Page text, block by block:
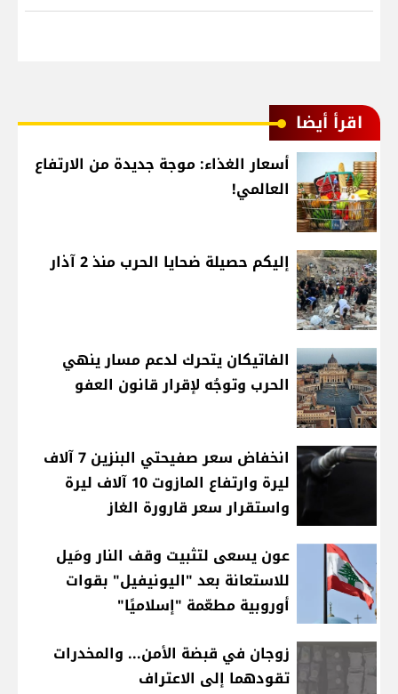
اقرأ أيضا
أسعار الغذاء: موجة جديدة من الارتفاع
العالمي!
إليكم حصيلة ضحايا الحرب منذ 2 آذار
الفاتيكان يتحرك لدعم مسار ينهي
الحرب وتوجُه لإقرار قانون العفو
انخفاض سعر صفيحتي البنزين 7 آلاف
ليرة وارتفاع المازوت 10 آلاف ليرة
واستقرار سعر قارورة الغاز
عون يسعى لتثبيت وقف النار ومَيل
للاستعانة بعد "اليونيفيل" بقوات
أوروبية مطعّمة "إسلاميًا"
زوجان في قبضة الأمن... والمخدرات
تقودهما إلى الاعتراف